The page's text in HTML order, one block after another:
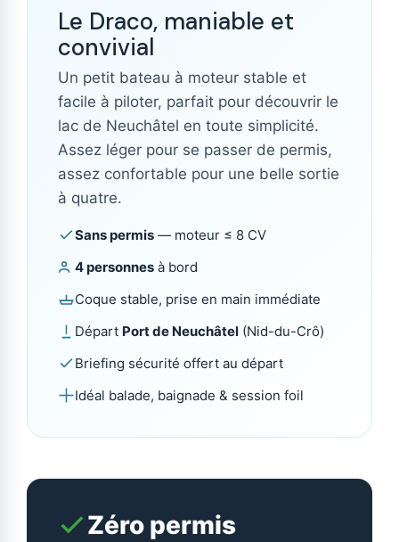
Le Draco, maniable et
convivial
Un petit bateau à moteur stable et
facile à piloter, parfait pour découvrir le
lac de Neuchâtel en toute simplicité.
Assez léger pour se passer de permis,
assez confortable pour une belle sortie
à quatre.
Sans permis — moteur ≤ 8 CV
4 personnes à bord
Coque stable, prise en main immédiate
Départ Port de Neuchâtel (Nid-du-Crô)
Briefing sécurité offert au départ
Idéal balade, baignade & session foil
Zéro permis